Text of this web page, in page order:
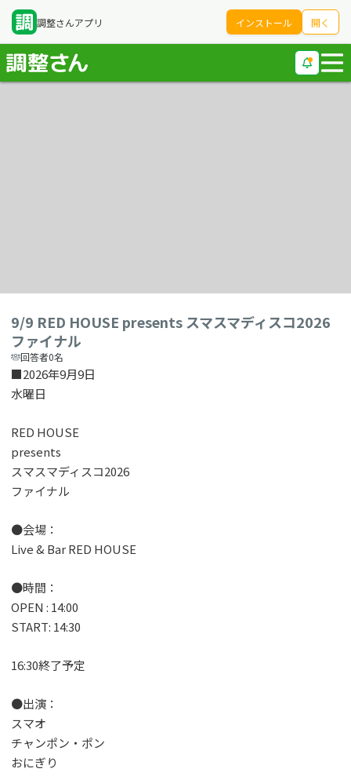
調整さんアプリ インストール 開く
9/9 RED HOUSE presents スマスマディスコ2026
ファイナル
回答者0名
■2026年9月9日
水曜日
RED HOUSE
presents
スマスマディスコ2026
ファイナル
●会場：
Live & Bar RED HOUSE
●時間：
OPEN : 14:00
START: 14:30
16:30終了予定
●出演：
スマオ
チャンポン・ポン
おにぎり